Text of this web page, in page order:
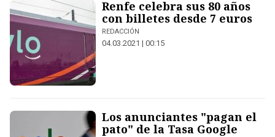
Renfe celebra sus 80 años
con billetes desde 7 euros
REDACCIÓN
04.03.2021 | 00:15
Los anunciantes "pagan el
pato" de la Tasa Google